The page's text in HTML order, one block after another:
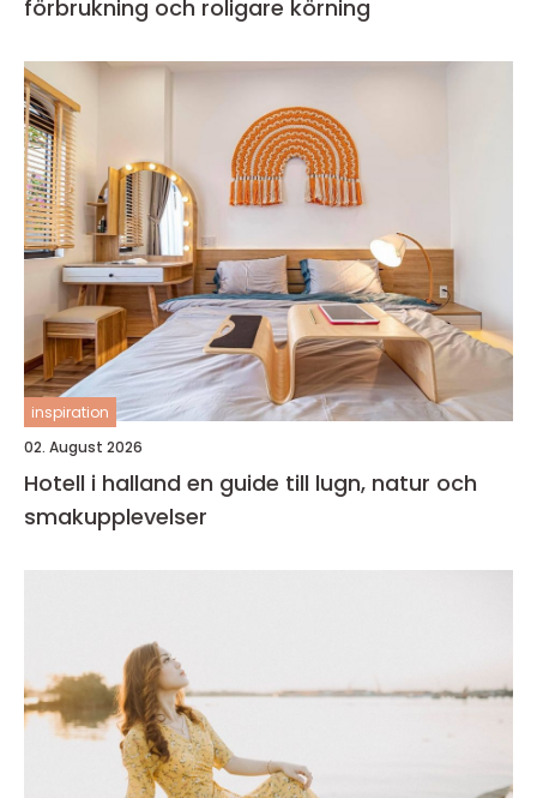
förbrukning och roligare körning
inspiration
02. August 2026
Hotell i halland en guide till lugn, natur och
smakupplevelser